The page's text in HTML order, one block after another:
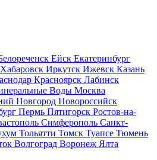
Ейск Екатеринбург
Хабаровск Иркутск Ижевск Казань
Красноярск Лабинск
Воды Москва
Новгород Новороссийск
Пермь Пятигорск Ростов-на-
Симферополь Санкт-
Тольятти Томск Туапсе Тюмень
Волгоград Воронеж Ялта